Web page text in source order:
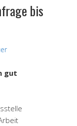
bis
gut